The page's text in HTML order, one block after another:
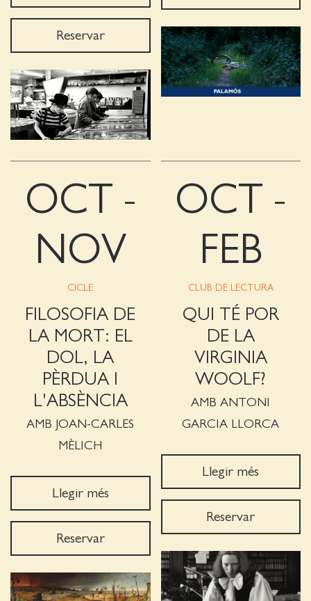
Reservar
OCT -
NOV
CICLE
FILOSOFIA DE
LA MORT: EL
DOL, LA
PÈRDUA I
L'ABSÈNCIA
AMB JOAN-CARLES
MÈLICH
Llegir més
Reservar
OCT -
FEB
CLUB DE LECTURA
QUI TÉ POR
DE LA
VIRGINIA
WOOLF?
AMB ANTONI
GARCIA LLORCA
Llegir més
Reservar